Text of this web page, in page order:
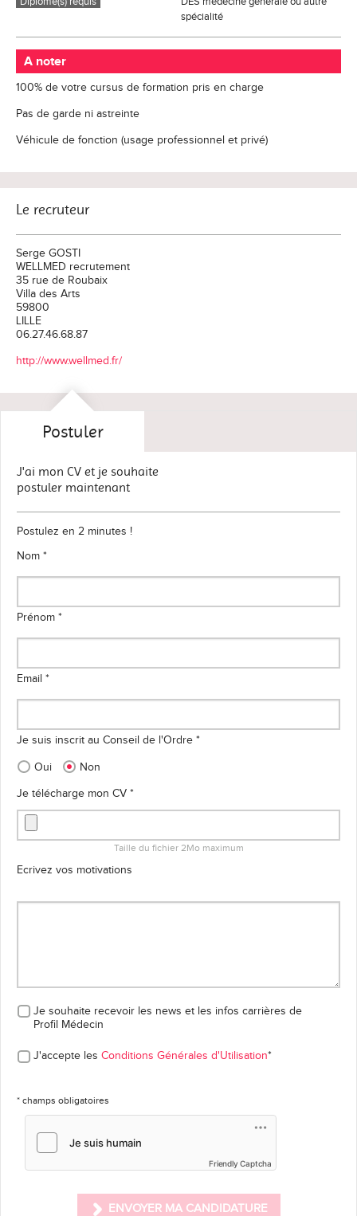
spécialité
A noter
100% de votre cursus de formation pris en charge
Pas de garde ni astreinte
Véhicule de fonction (usage professionnel et privé)
Le recruteur
Serge GOSTI
WELLMED recrutement
35 rue de Roubaix
Villa des Arts
59800
LILLE
06.27.46.68.87
http://www.wellmed.fr/
Postuler
J'ai mon CV et je souhaite
postuler maintenant
Postulez en 2 minutes !
Nom *
Prénom *
Email *
Je suis inscrit au Conseil de l'Ordre *
Oui
Non
Je télécharge mon CV *
Taille du fichier 2Mo maximum
Ecrivez vos motivations
Je souhaite recevoir les news et les infos carrières de
Profil Médecin
J'accepte les Conditions Générales d'Utilisation*
* champs obligatoires
Friendly Captcha
ENVOYER MA CANDIDATURE